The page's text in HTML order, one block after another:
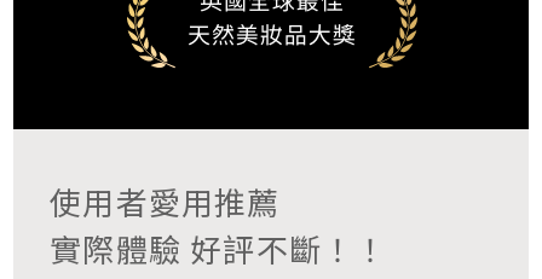
使用者愛用推薦
實際體驗 好評不斷！！